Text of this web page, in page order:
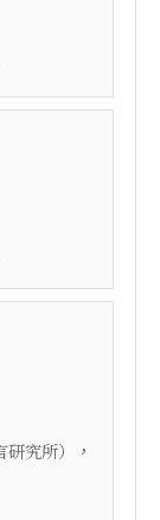
究所）
，